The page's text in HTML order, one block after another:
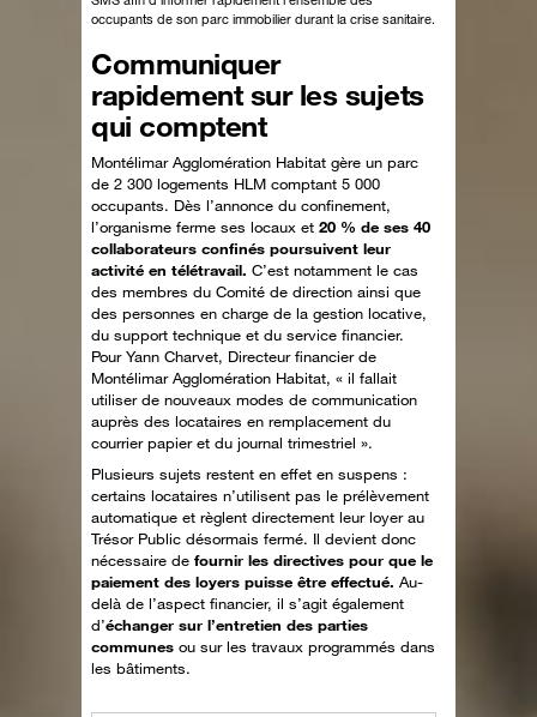
occupants de son parc immobilier durant la crise sanitaire.
Communiquer
rapidement sur les sujets
qui comptent
Montélimar Agglomération Habitat gère un parc
de 2 300 logements HLM comptant 5 000
occupants. Dès l’annonce du confinement,
l’organisme ferme ses locaux et 20 % de ses 40
collaborateurs confinés poursuivent leur
activité en télétravail. C’est notamment le cas
des membres du Comité de direction ainsi que
des personnes en charge de la gestion locative,
du support technique et du service financier.
Pour Yann Charvet, Directeur financier de
Montélimar Agglomération Habitat, « il fallait
utiliser de nouveaux modes de communication
auprès des locataires en remplacement du
courrier papier et du journal trimestriel ».
Plusieurs sujets restent en effet en suspens :
certains locataires n’utilisent pas le prélèvement
automatique et règlent directement leur loyer au
Trésor Public désormais fermé. Il devient donc
nécessaire de fournir les directives pour que le
paiement des loyers puisse être effectué. Au-
delà de l’aspect financier, il s’agit également
d’échanger sur l’entretien des parties
communes ou sur les travaux programmés dans
les bâtiments.